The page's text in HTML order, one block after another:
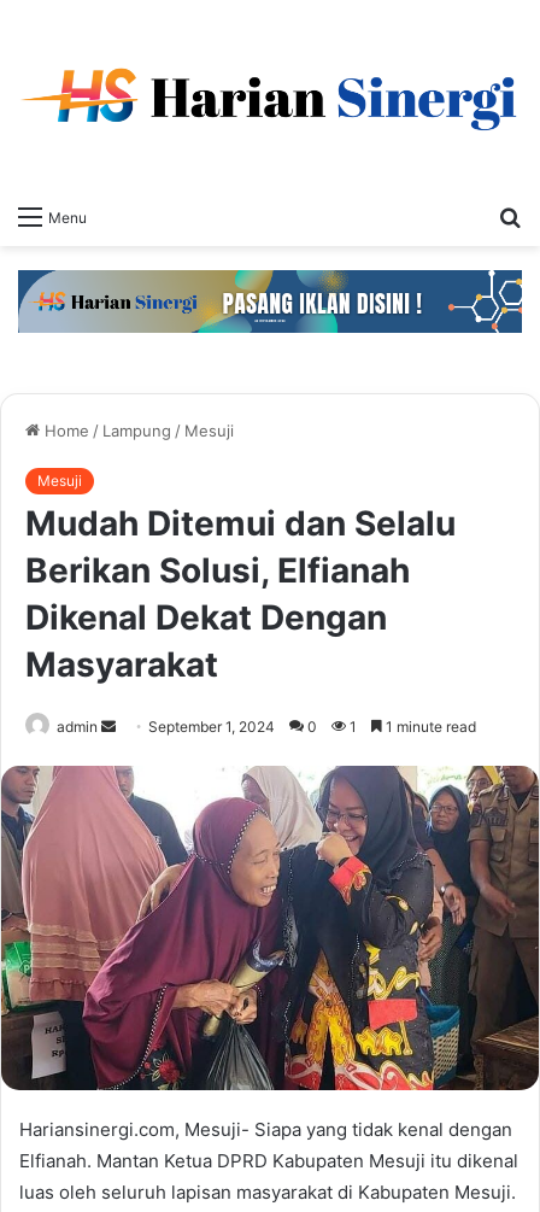
Menu
Home / Lampung / Mesuji
Mesuji
Mudah Ditemui dan Selalu
Berikan Solusi, Elfianah
Dikenal Dekat Dengan
Masyarakat
admin
Send
email
September 1, 2024 0 1 1 minute read
Hariansinergi.com, Mesuji- Siapa yang tidak kenal dengan
Elfianah. Mantan Ketua DPRD Kabupaten Mesuji itu dikenal
luas oleh seluruh lapisan masyarakat di Kabupaten Mesuji.